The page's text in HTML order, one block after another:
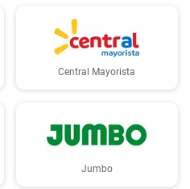
Central Mayorista
Jumbo